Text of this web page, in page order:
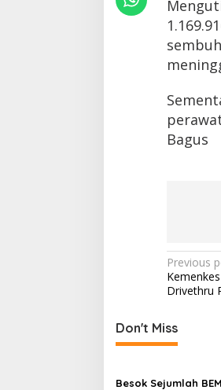
Bagus
Post
Previous
Drivethru
Don't Miss
Besok Sejumlah